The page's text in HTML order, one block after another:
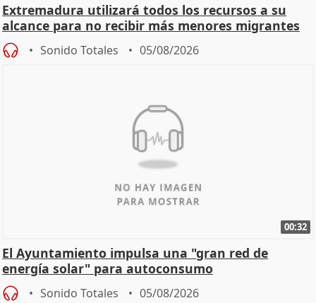
Extremadura utilizará todos los recursos a su
alcance para no recibir más menores migrantes
Sonido Totales 05/08/2026
00:32
El Ayuntamiento impulsa una "gran red de
energía solar" para autoconsumo
Sonido Totales 05/08/2026